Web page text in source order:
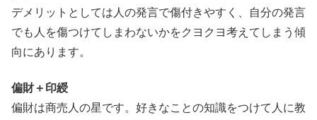
デメリットとしては人の発言で傷付きやすく、自分の発言
でも人を傷つけてしまわないかをクヨクヨ考えてしまう傾
向にあります。
偏財＋印綬
偏財は商売人の星です。好きなことの知識をつけて人に教